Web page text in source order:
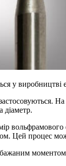
у виробництві
діаметр.
Цей процес